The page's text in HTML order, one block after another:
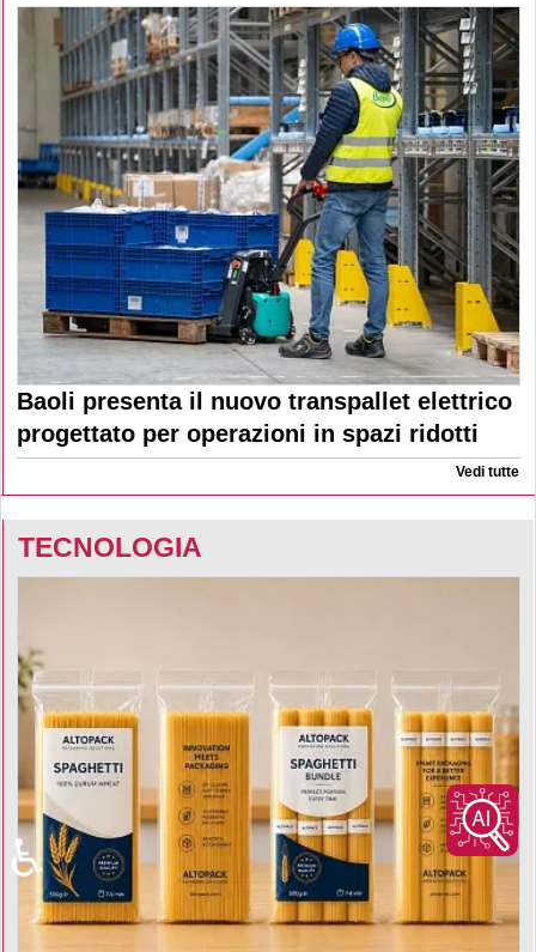
Baoli presenta il nuovo transpallet elettrico
progettato per operazioni in spazi ridotti
Vedi tutte
TECNOLOGIA